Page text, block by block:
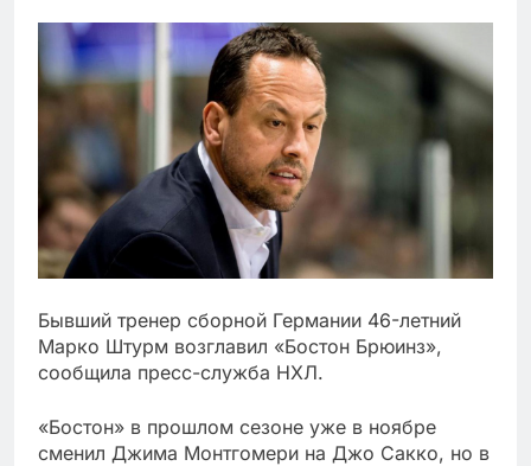
Бывший тренер сборной Германии 46-летний
Марко Штурм возглавил «Бостон Брюинз»,
сообщила пресс-служба НХЛ.
«Бостон» в прошлом сезоне уже в ноябре
сменил Джима Монтгомери на Джо Сакко, но в